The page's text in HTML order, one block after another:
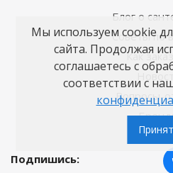
Блог о
Советы по
Как
Новости
Вопросы-
Подпишись:
Мы используем cookie
сайта. Продолжая
соглашаетесь с
соответствии с